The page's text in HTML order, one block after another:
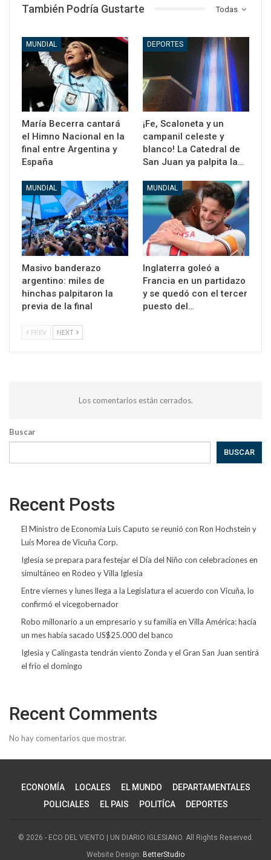
Todas
También Podría Gustarte
MUNDIAL
María Becerra cantará
el Himno Nacional en la
final entre Argentina y
España
DEPORTES
¡Fe, Scaloneta y un
campanil celeste y
blanco! La Catedral de
San Juan ya palpita la…
MUNDIAL
Masivo banderazo
argentino: miles de
hinchas palpitaron la
previa de la final
MUNDIAL
Inglaterra goleó a
Francia en un partidazo
y se quedó con el tercer
puesto del…
PREV NEXT
Los comentarios están cerrados.
Buscar
BUSCAR
Recent Posts
El Ministro de Economía Luis Caputo se reunió con Ron Hochstein y
Luis Morea de Vicuña Corp.
Iglesia se prepara para festejar el Día del Niño con celebraciones en
simultáneo en Rodeo y Villa Iglesia
Entre viernes y lunes llega a la Legislatura el acuerdo con Vicuña, lo
confirmó el vicegobernador
Robo millonario a un empresario y su familia en Villa América: hacía
un mes había sacado US$25.000 del banco
Iglesia y Calingasta tendrán viento Zonda y el Gran San Juan sentirá
el frío el domingo
Recent Comments
No hay comentarios que mostrar.
ECONOMÍA LOCALES EL MUNDO
DEPARTAMENTALES
POLICIALES
EL PAIS POLITÍCA DEPORTES
© 2026 - ECO DEL VIENTO | UN DIARIO IGLESIANO. All Rights Reserved.
Website Design: BetterStudio